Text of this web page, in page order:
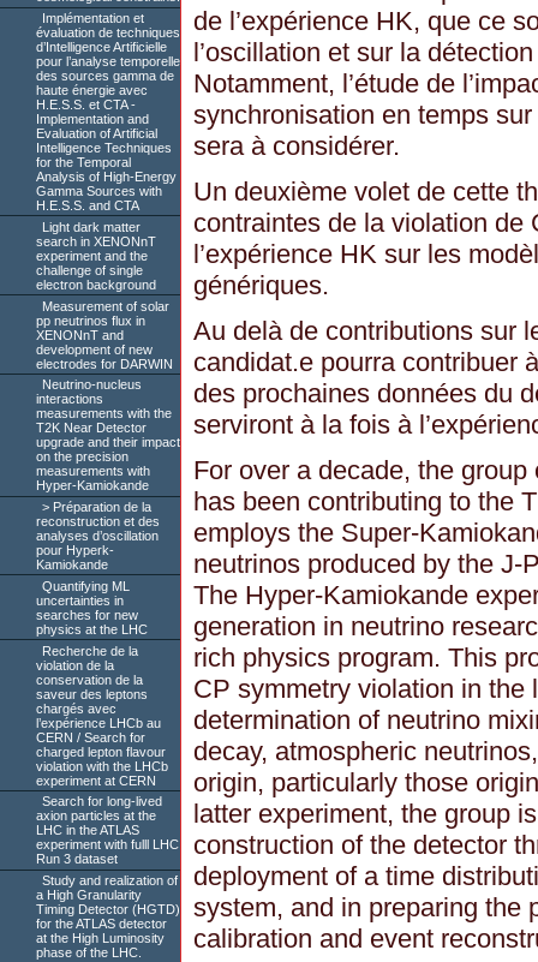
Implémentation et
évaluation de techniques
d’Intelligence Artificielle
pour l’analyse temporelle
des sources gamma de
haute énergie avec
H.E.S.S. et CTA -
Implementation and
Evaluation of Artificial
Intelligence Techniques
for the Temporal
Analysis of High-Energy
Gamma Sources with
H.E.S.S. and CTA
Light dark matter
search in XENONnT
experiment and the
challenge of single
electron background
Measurement of solar
pp neutrinos flux in
XENONnT and
development of new
electrodes for DARWIN
Neutrino-nucleus
interactions
measurements with the
T2K Near Detector
upgrade and their impact
on the precision
measurements with
Hyper-Kamiokande
Préparation de la
reconstruction et des
analyses d’oscillation
pour Hyperk-
Kamiokande
Quantifying ML
uncertainties in
searches for new
physics at the LHC
Recherche de la
violation de la
conservation de la
saveur des leptons
chargés avec
l’expérience LHCb au
CERN / Search for
charged lepton flavour
violation with the LHCb
experiment at CERN
Search for long-lived
axion particles at the
LHC in the ATLAS
experiment with fulll LHC
Run 3 dataset
Study and realization of
a High Granularity
Timing Detector (HGTD)
for the ATLAS detector
at the High Luminosity
phase of the LHC.
de l’expérience HK, que ce
l’oscillation et sur la
Notamment, l’étude de
synchronisation en temps
sera à considérer.
Un deuxième volet de cette
contraintes de la violation de
l’expérience HK sur les
génériques.
Au delà de contributions sur
candidat.e pourra contribuer
des prochaines données du
serviront à la fois à
For over a decade, the
has been contributing to the
employs the Super-
neutrinos produced by the J-
The Hyper-Kamiokande
generation in neutrino
rich physics program. This
CP symmetry violation in the
determination of neutrino
decay, atmospheric
origin, particularly those
latter experiment, the group
construction of the detector
deployment of a time
system, and in preparing the
calibration and event